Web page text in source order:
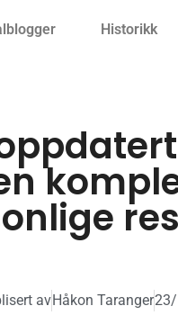
Historikk
avHåkon Taranger